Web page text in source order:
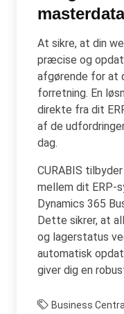
At sikre, at din
præcise og
afgørende for at
forretning. En
direkte fra dit
af de
dag.
CURABIS
mellem dit ERP-
Dynamics 365
Dette sikrer, at
og lagerstatus
automatisk
giver dig en
Business Central